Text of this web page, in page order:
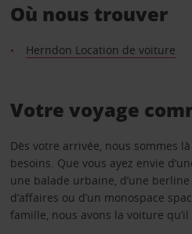
Où nous trouver
Herndon Location de voiture
Votre voyage
Dès votre arrivée, nous sommes
besoins. Que vous ayez envie
une balade urbaine, d’une
d’affaires ou d’un monospace
famille, nous avons la voiture qu’il